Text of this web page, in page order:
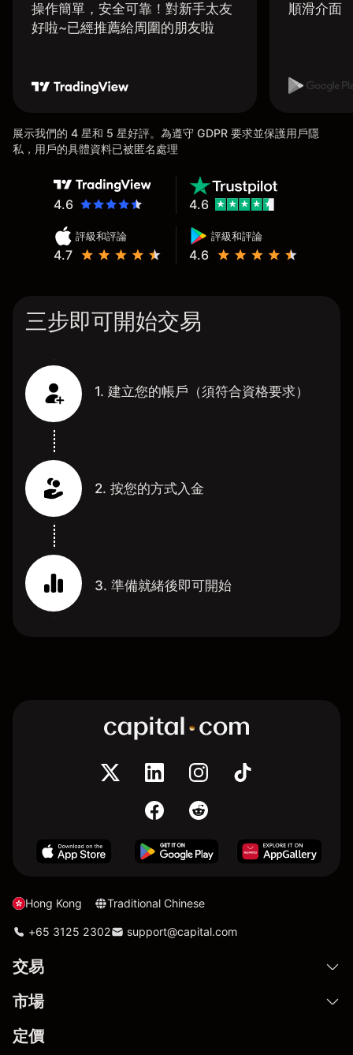
操作簡單，安全可靠！對新手太友
好啦~已經推薦給周圍的朋友啦
順滑介面
展示我們的 4 星和 5 星好評。為遵守 GDPR 要求並保護用戶隱
私，用戶的具體資料已被匿名處理
4.6
評級和評論
4.7
評級和評論
4.6
4.6
三步即可開始交易
1. 建立您的帳戶（須符合資格要求）
2. 按您的方式入金
3. 準備就緒後即可開始
Hong Kong Traditional Chinese
+65 3125 2302 support@capital.com
交易
市場
定價